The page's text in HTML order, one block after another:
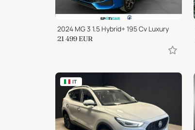
2024 MG 3 1.5 Hybrid+ 195 Cv Luxury
21 499 EUR
IT